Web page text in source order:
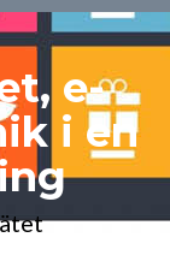
e-
i en